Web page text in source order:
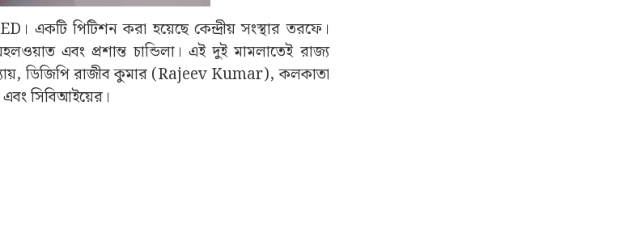
একটি পিটিশন করা হয়েছে কেন্দ্রীয় সংস্থার তরফে।
এবং প্রশান্ত চান্ডিলা। এই দুই মামলাতেই রাজ্য
ডিজিপি রাজীব কুমার (Rajeev Kumar), কলকাতা
সিবিআইয়ের।